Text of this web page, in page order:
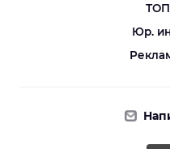
ТОП
Юр.